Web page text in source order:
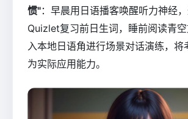
惯"：早晨用日语播客唤醒听力神经
Quizlet复习前日生词，睡前阅读青
入本地日语角进行场景对话演练，将
为实际应用能力。